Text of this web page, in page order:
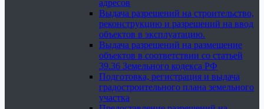
адресов
Выдача разрешений на строительство,
реконструкцию и разрешений на ввод
объектов в эксплуатацию.
Выдача разрешений на размещение
объектов в соответствии со статьей
39.36 Земельного кодекса РФ
Подготовка, регистрация и выдача
градостроительного плана земельного
участка